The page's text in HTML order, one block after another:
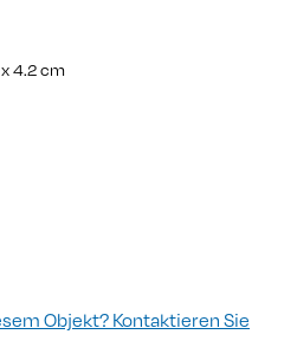
4.2 cm
Objekt? Kontaktieren Sie